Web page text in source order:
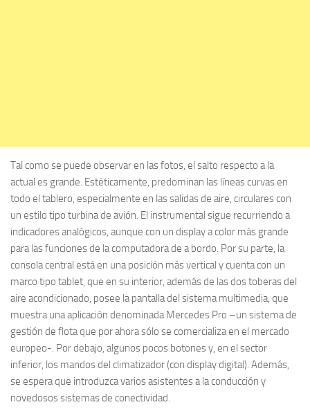
Tal como se puede observar en las fotos, el salto respecto a la
actual es grande. Estéticamente, predominan las líneas curvas en
todo el tablero, especialmente en las salidas de aire, circulares con
un estilo tipo turbina de avión. El instrumental sigue recurriendo a
indicadores analógicos, aunque con un display a color más grande
para las funciones de la computadora de a bordo. Por su parte, la
consola central está en una posición más vertical y cuenta con un
marco tipo tablet, que en su interior, además de las dos toberas del
aire acondicionado, posee la pantalla del sistema multimedia, que
muestra una aplicación denominada Mercedes Pro –un sistema de
gestión de flota que por ahora sólo se comercializa en el mercado
europeo-. Por debajo, algunos pocos botones y, en el sector
inferior, los mandos del climatizador (con display digital). Además,
se espera que introduzca varios asistentes a la conducción y
novedosos sistemas de conectividad.